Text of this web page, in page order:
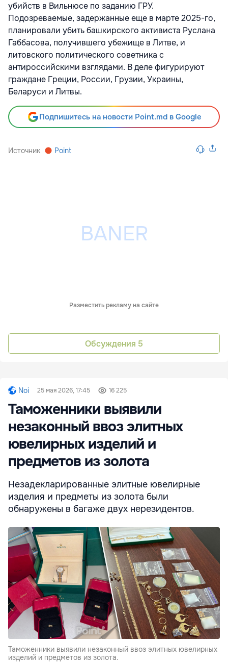
убийств в Вильнюсе по заданию ГРУ.
Подозреваемые, задержанные еще в марте 2025-го,
планировали убить башкирского активиста Руслана
Габбасова, получившего убежище в Литве, и
литовского политического советника с
антироссийскими взглядами. В деле фигурируют
граждане Греции, России, Грузии, Украины,
Беларуси и Литвы.
Подпишитесь на новости Point.md в Google
Источник Point
Разместить рекламу на сайте
Обсуждения 5
Noi 25 мая 2026, 17:45 16 225
Таможенники выявили
незаконный ввоз элитных
ювелирных изделий и
предметов из золота
Незадекларированные элитные ювелирные
изделия и предметы из золота были
обнаружены в багаже двух нерезидентов.
Таможенники выявили незаконный ввоз элитных ювелирных
изделий и предметов из золота.